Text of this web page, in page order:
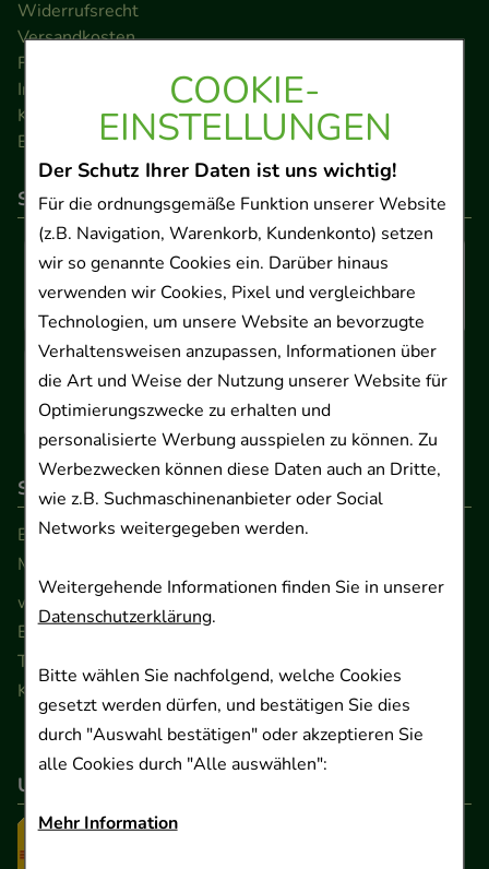
COOKIE-
EINSTELLUNGEN
Der Schutz Ihrer Daten ist uns wichtig!
Für die ordnungsgemäße Funktion unserer Website
(z.B. Navigation, Warenkorb, Kundenkonto) setzen
wir so genannte Cookies ein. Darüber hinaus
verwenden wir Cookies, Pixel und vergleichbare
Technologien, um unsere Website an bevorzugte
Verhaltensweisen anzupassen, Informationen über
die Art und Weise der Nutzung unserer Website für
Optimierungszwecke zu erhalten und
personalisierte Werbung ausspielen zu können. Zu
Werbezwecken können diese Daten auch an Dritte,
wie z.B. Suchmaschinenanbieter oder Social
Networks weitergegeben werden.
Weitergehende Informationen finden Sie in unserer
Datenschutzerklärung.
Bitte wählen Sie nachfolgend, welche Cookies
gesetzt werden dürfen, und bestätigen Sie dies
durch "Auswahl bestätigen" oder akzeptieren Sie
alle Cookies durch "Alle auswählen":
Mehr Information
Widerrufsrecht
Versandkosten
FAQ
Impressum
Kontakt
Barrierefreiheitserklärung
So können Sie bezahlen
So erreichen Sie uns
Beratung und Kundenservice:
Montag - Freitag von 9.00 bis 17.00 Uhr
www.ApoSalis.de
Ernst-August-Platz 2 · 30159 Hannover
Telefon 0511 89 71 80 0 · Fax 0511 89 71 80 11
Kontaktformular
Unser Versanddienstleister